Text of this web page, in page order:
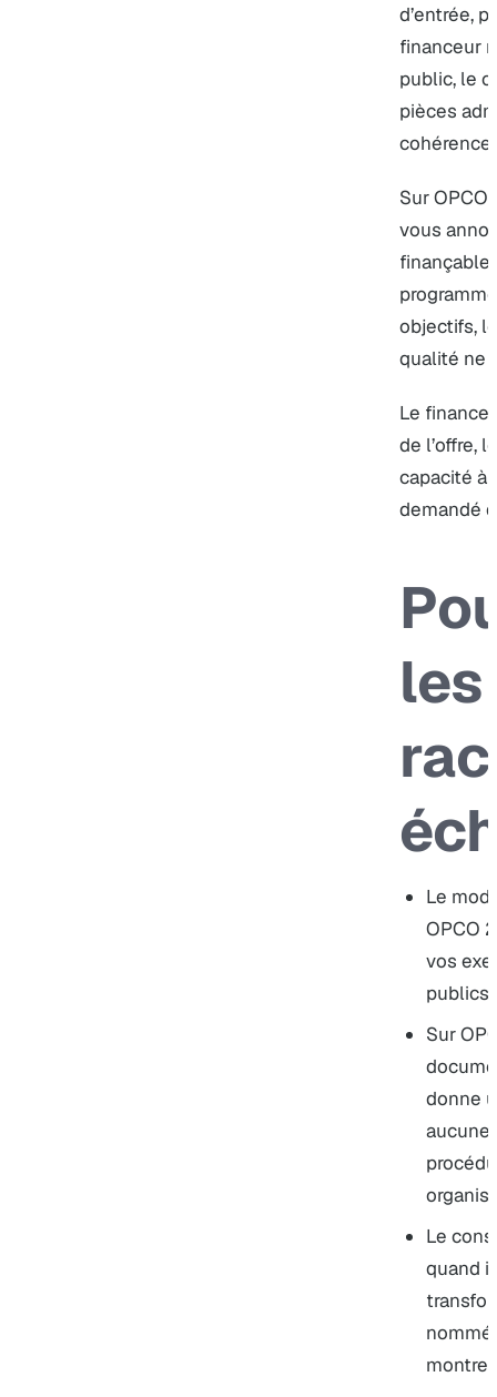
d’entrée,
financeur
public, le
pièces
cohérence
Sur OPCO
vous
finançable
objectifs,
qualité ne
Le
de l’offre,
capacité à
demandé
les
Le
OPCO
vos
publics
Sur
donne
aucune
Le
quand
montrer.